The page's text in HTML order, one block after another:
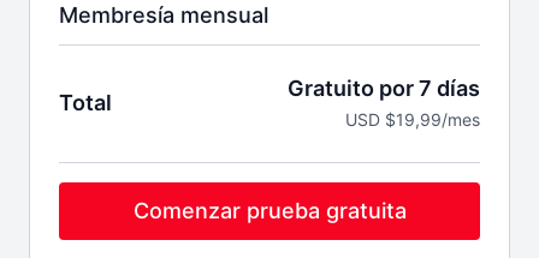
Membresía mensual
Total
Gratuito por 7 días
USD $19,99/mes
Comenzar prueba gratuita